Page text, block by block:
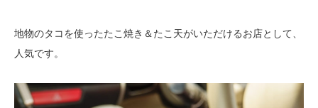
地物のタコを使ったたこ焼き＆たこ天がいただけるお店として、
人気です。